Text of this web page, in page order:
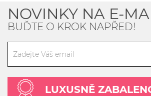
NOVINKY NA E-
BUĎTE O KROK NAPŘED!
LUXUSNĚ